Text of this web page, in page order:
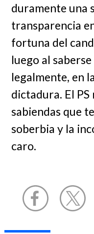
duramente una
transparencia
fortuna del
luego al
legalmente, en
dictadura. El
sabiendas que
soberbia y la
caro.